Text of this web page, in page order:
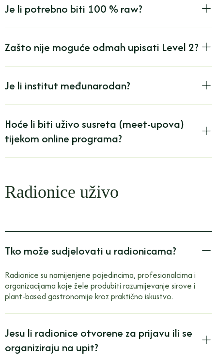
Je li potrebno biti 100 % raw?
Zašto nije moguće odmah upisati Level 2?
Je li institut međunarodan?
Hoće li biti uživo susreta (meet-upova)
tijekom online programa?
Radionice uživo
Tko može sudjelovati u radionicama?
Radionice su namijenjene pojedincima, profesionalcima i
organizacijama koje žele produbiti razumijevanje sirove i
plant-based gastronomije kroz praktično iskustvo.
Jesu li radionice otvorene za prijavu ili se
organiziraju na upit?